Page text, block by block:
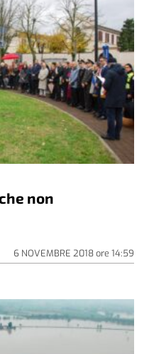
non
6 NOVEMBRE 2018ore 14:59